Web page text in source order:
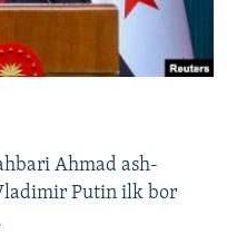
Ahmad ash-
Putin ilk bor